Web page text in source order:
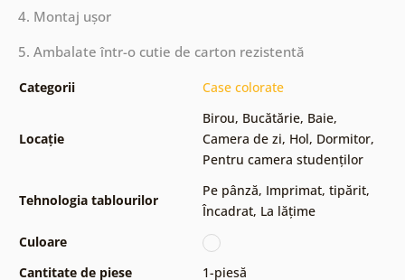
4. Montaj ușor
5. Ambalate într-o cutie de carton rezistentă
Categorii Case colorate
Locație
Birou, Bucătărie, Baie,
Camera de zi, Hol, Dormitor,
Pentru camera studenților
Tehnologia tablourilor
Pe pânză, Imprimat, tipărit,
Încadrat, La lățime
Culoare
Cantitate de piese
1-piesă